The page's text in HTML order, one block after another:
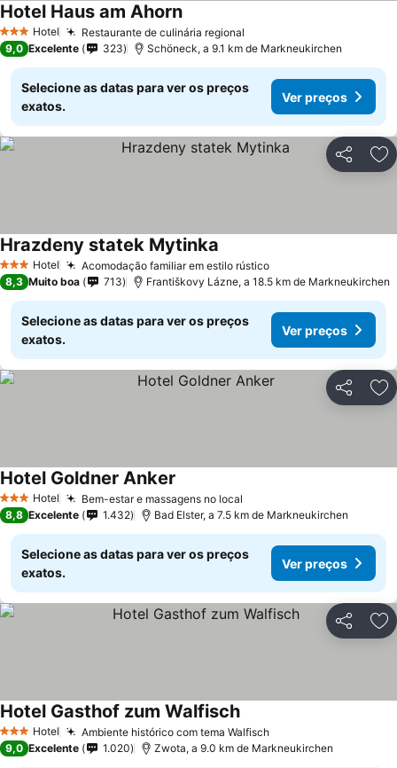
3 EstrelasHotel Restaurante de culinária regional
Hotel Haus am Ahorn
9,0 Excelente 323 Schöneck, a 9.1 km de Markneukirchen
Selecione as datas para ver os preços
exatos.
Ver preços
Partilhar
3 EstrelasHotel Acomodação familiar em estilo rústico
Hrazdeny statek Mytinka
8,3 Muito boa 713 Františkovy Lázne, a 18.5 km de Markneukirchen
Selecione as datas para ver os preços
exatos.
Ver preços
Partilhar
3 EstrelasHotel Bem-estar e massagens no local
Hotel Goldner Anker
8,8 Excelente 1.432 Bad Elster, a 7.5 km de Markneukirchen
Selecione as datas para ver os preços
exatos.
Ver preços
Partilhar
3 EstrelasHotel Ambiente histórico com tema Walfisch
Hotel Gasthof zum Walfisch
9,0 Excelente 1.020 Zwota, a 9.0 km de Markneukirchen